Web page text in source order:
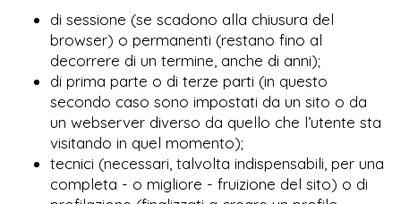
di sessione (se scadono alla chiusura del
browser) o permanenti (restano fino al
decorrere di un termine, anche di anni);
di prima parte o di terze parti (in questo
secondo caso sono impostati da un sito o da
un webserver diverso da quello che l’utente sta
visitando in quel momento);
tecnici (necessari, talvolta indispensabili, per una
completa - o migliore - fruizione del sito) o di